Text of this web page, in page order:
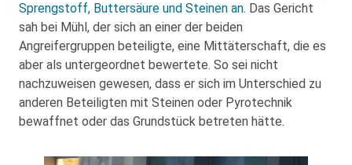
Sprengstoff, Buttersäure und Steinen an. Das Gericht
sah bei Mühl, der sich an einer der beiden
Angreifergruppen beteiligte, eine Mittäterschaft, die es
aber als untergeordnet bewertete. So sei nicht
nachzuweisen gewesen, dass er sich im Unterschied zu
anderen Beteiligten mit Steinen oder Pyrotechnik
bewaffnet oder das Grundstück betreten hätte.